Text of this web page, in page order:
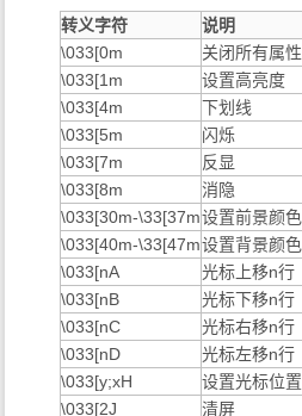
49 默认背景色
由具体
准）。
51
Framed
52
Encircled
53
上划线
54
Not framed or
encircled
55
关闭上划线
60
表意文字下划
线或右边线
几乎无
61
表意文字双下
划线或双右边
62
表意文字上划
转义字符
说明
\033[0m
关闭所有属性
\033[1m
设置高亮度
\033[4m
下划线
\033[5m
闪烁
\033[7m
反显
\033[8m
消隐
\033[30m-\33[37m设置前景颜色
\033[40m-\33[47m设置背景颜色
\033[nA
光标上移n行
\033[nB
光标下移n行
\033[nC
光标右移n行
\033[nD
光标左移n行
\033[y;xH
设置光标位置
\033[2J
清屏